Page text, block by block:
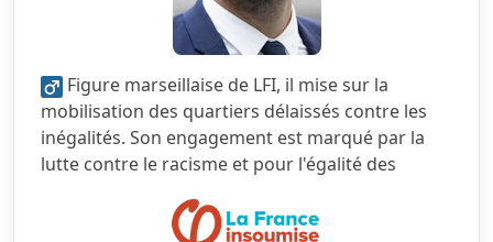
Figure marseillaise de LFI, il mise sur la
mobilisation des quartiers délaissés contre les
inégalités. Son engagement est marqué par la
lutte contre le racisme et pour l'égalité des
Services publics
5.0/5
Urbanisme
4.5/5